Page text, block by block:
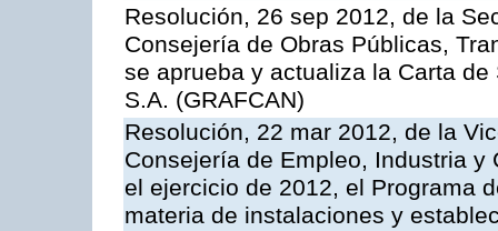
Resolución, 26 sep 2012, de la
Consejería de Obras Públicas,
se aprueba y actualiza la Carta
S.A. (GRAFCAN)
Resolución, 22 mar 2012, de la
Consejería de Empleo, Industria
el ejercicio de 2012, el Programa
materia de instalaciones y